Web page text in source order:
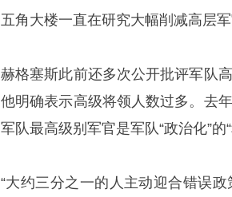
五角大楼一直在研究大幅削减高层
赫格塞斯此前还多次公开批评军队
他明确表示高级将领人数过多。去
军队最高级别军官是军队“政治化”的“
“大约三分之一的人主动迎合错误